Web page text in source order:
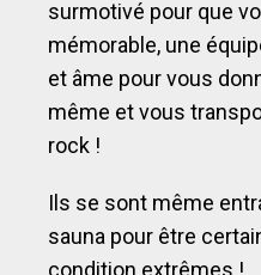
surmotivé pour que
mémorable, une
et âme pour vous
même et vous
rock !
Ils se sont même
sauna pour être
condition extrêmes !